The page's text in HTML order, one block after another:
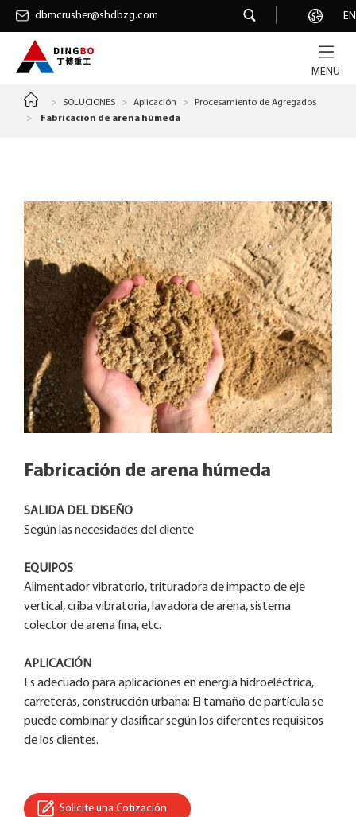
EN
dbmcrusher@shdbzg.com
MENU
dbmcrusher@shdbzg.com Carrera
> SOLUCIONES > Aplicación >
Procesamiento de Agregados
>
Fabricación de arena húmeda
Fabricación de arena húmeda
SALIDA DEL DISEÑO
Según las necesidades del cliente
EQUIPOS
Alimentador vibratorio, trituradora de impacto de eje
vertical, criba vibratoria, lavadora de arena, sistema
colector de arena fina, etc.
APLICACIÓN
Es adecuado para aplicaciones en energía hidroeléctrica,
carreteras, construcción urbana; El tamaño de partícula se
puede combinar y clasificar según los diferentes requisitos
de los clientes.
Solicite una Cotización